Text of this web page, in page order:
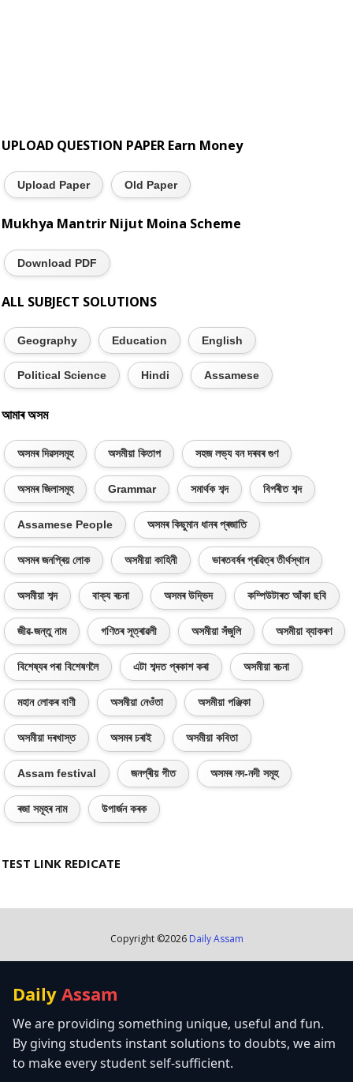
UPLOAD QUESTION PAPER Earn Money
Upload Paper Old Paper
Mukhya Mantrir Nijut Moina Scheme
Download PDF
ALL SUBJECT SOLUTIONS
Geography Education English
Political Science Hindi Assamese
আমাৰ অসম
অসমৰ দিৱসসমূহ অসমীয়া কিতাপ সহজ লভ্য বন দৰবৰ গুণ
অসমৰ জিলাসমূহ Grammar সমাৰ্থক শব্দ বিপৰীত শব্দ
Assamese People অসমৰ কিছুমান ধানৰ প্ৰজাতি
অসমৰ জনপ্ৰিয় লোক অসমীয়া কাহিনী ভাৰতবৰ্ষৰ প্ৰৱিত্ৰ তীৰ্থস্থান
অসমীয়া শব্দ বাক্য ৰচনা অসমৰ উদ্ভিদ কম্পিউটাৰত আঁকা ছবি
জীৱ-জন্তু নাম গণিতৰ সূত্ৰাৱলী অসমীয়া সঁজুলি অসমীয়া ব্যাকৰণ
বিশেষ্যৰ পৰা বিশেষণলৈ এটা শব্দত প্ৰকাশ কৰা অসমীয়া ৰচনা
মহান লোকৰ বাণী অসমীয়া নেওঁতা অসমীয়া পঞ্জিকা
অসমীয়া দৰখাস্ত অসমৰ চৰাই অসমীয়া কবিতা
Assam festival জনপ্ৰীয় গীত অসমৰ নদ-নদী সমূহ
ৰজা সমূহৰ নাম উপাৰ্জন কৰক
TEST LINK REDICATE
Copyright ©2026 Daily Assam
Daily Assam
We are providing something unique, useful and fun.
By giving students instant solutions to doubts, we aim
to make every student self-sufficient.